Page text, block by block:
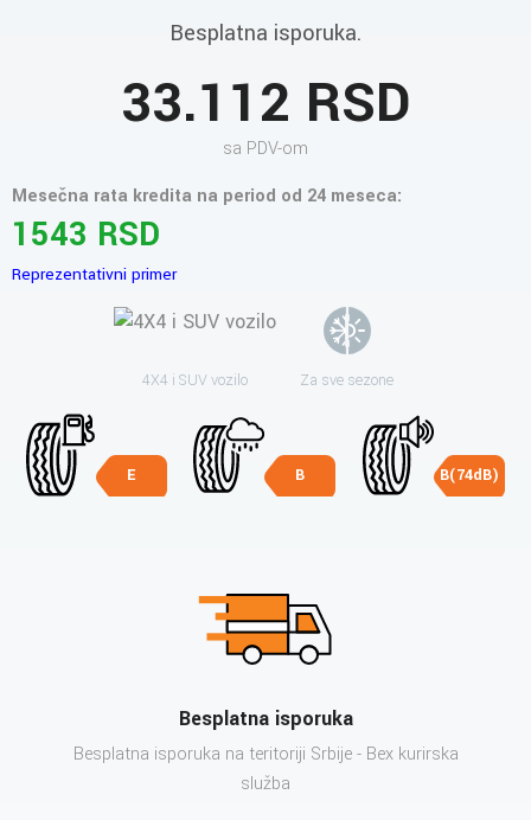
Besplatna isporuka.
33.112 RSD
sa PDV-om
Mesečna rata kredita na period od 24 meseca:
1543 RSD
Reprezentativni primer
4X4 i SUV vozilo Za sve sezone
E B B(74dB)
Besplatna isporuka
Besplatna isporuka na teritoriji Srbije - Bex kurirska
služba